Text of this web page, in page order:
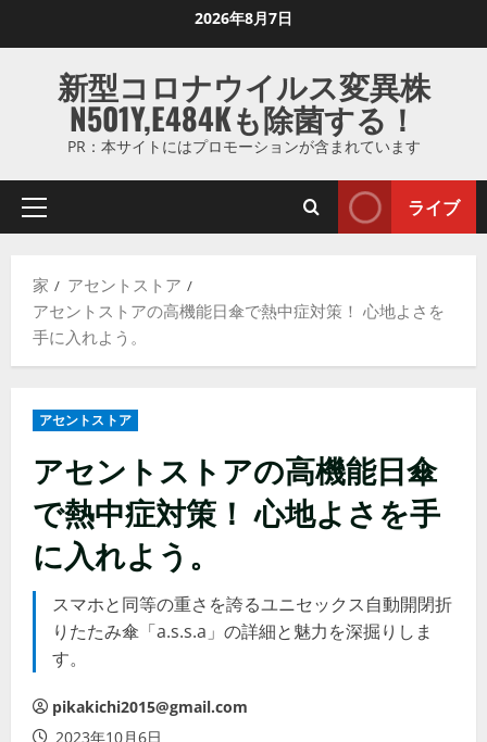
ス
ッ
2026年8月7日
新型コロナウイルス変異株
N501Y,E484Kも除菌する！
PR：本サイトにはプロモーションが含まれています
プ
マ
リ
メ
ー
ライブ
家
アセントストア
アセントストアの高機能日傘で熱中症対策！ 心地よさを
手に入れよう。
アセントストア
アセントストアの高機能日傘
で熱中症対策！ 心地よさを手
に入れよう。
スマホと同等の重さを誇るユニセックス自動開閉折
りたたみ傘「a.s.s.a」の詳細と魅力を深掘りしま
す。
pikakichi2015@gmail.com
2023年10月6日